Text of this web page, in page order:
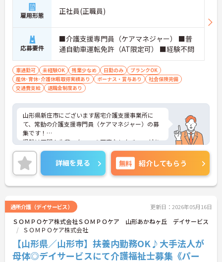
雇用形態 正社員(正職員)
応募要件
■介護支援専門員（ケアマネジャー） ■普
通自動車運転免許（AT限定可） ■経験不問
車通勤可 未経験OK 残業少なめ 日勤のみ
ブランクOK
産休･育休･介護休暇取得実績あり
ボーナス・賞与あり
社会保険完備
交通費支給
退職金制度あり
山形県新庄市にございます居宅介護支援事業所に
て、常勤の介護支援専門員（ケアマネジャー）の募
集です！
経験は不問！先輩スタッフの丁寧なレクチャーがあ
るので、未経験の方・ブランクがある方も安心して
ご入職いただけます◎
日曜日固定休の完全週休2日制！プライベートな時
間もしっかり確保できるので、メリハリをつけたご
就業が可能です！
詳細をお話しいたしますのでお気軽にご相談くださ
い！
詳細を見る 無料 紹介してもらう
通所介護（デイサービス） 更新日：2026年05月16日
ＳＯＭＰＯケア株式会社ＳＯＭＰＯケア 山形あかねヶ丘 デイサービス
ＳＯＭＰＯケア株式会社
【山形県／山形市】扶養内勤務OK♪大手法人が
母体◎デイサービスにて介護福祉士募集《パー